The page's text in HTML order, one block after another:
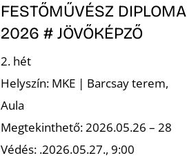
FESTŐMŰVÉSZ DIPLOMA
2026 # JÖVŐKÉPZŐ
2. hét
Helyszín: MKE | Barcsay terem,
Aula
Megtekinthető: 2026.05.26 – 28
Védés: .2026.05.27., 9:00